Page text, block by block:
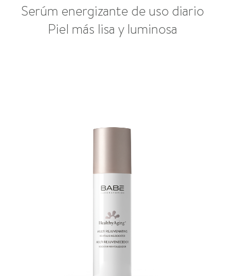
Serúm energizante de uso diario
Piel más lisa y luminosa